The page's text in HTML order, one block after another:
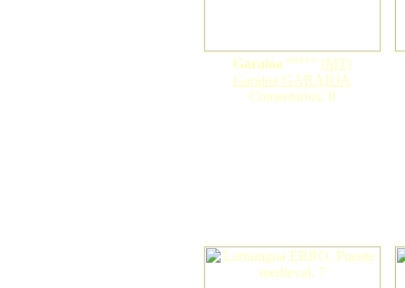
Garaioa nuevo (MT)
Garaioa GARAIOA
Comentarios: 0